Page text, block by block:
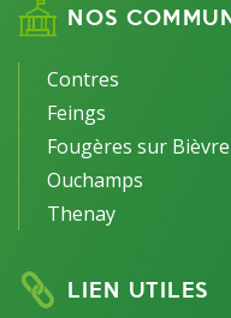
NOS
Contres
Feings
Fougères sur Bièvre
Ouchamps
Thenay
LIEN UTILES